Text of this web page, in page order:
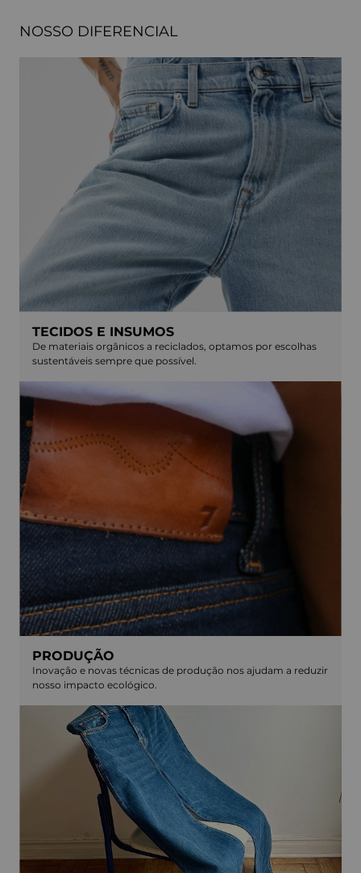
NOSSO DIFERENCIAL
TECIDOS E INSUMOS
De materiais orgânicos a reciclados, optamos por escolhas
sustentáveis sempre que possível.
PRODUÇÃO
Inovação e novas técnicas de produção nos ajudam a reduzir
nosso impacto ecológico.